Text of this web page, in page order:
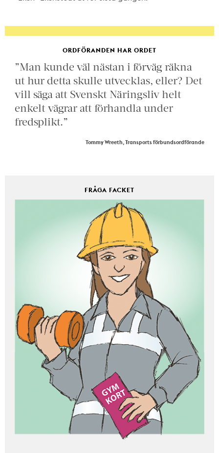
ORDFÖRANDEN HAR ORDET
”Man kunde väl nästan i förväg räkna
ut hur detta skulle utvecklas, eller? Det
vill säga att Svenskt Näringsliv helt
enkelt vägrar att förhandla under
fredsplikt.”
Tommy Wreeth, Transports förbundsordförande
FRÅGA FACKET